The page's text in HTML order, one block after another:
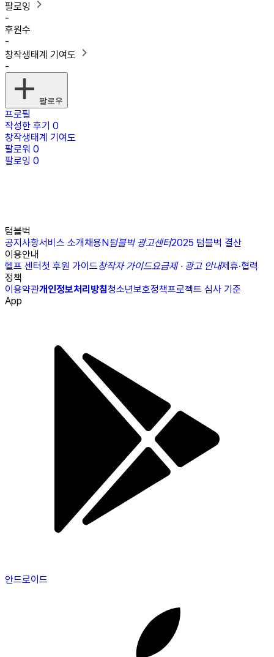
팔로잉
-
후원수
-
창작생태계 기여도
-
팔로우
프로필
작성한 후기 0
창작생태계 기여도
팔로워 0
팔로잉 0
텀블벅
공지사항서비스 소개채용N텀블벅 광고센터2025 텀블벅 결산
이용안내
헬프 센터첫 후원 가이드창작자 가이드요금제 · 광고 안내제휴·협력
정책
이용약관개인정보처리방침청소년보호정책프로젝트 심사 기준
App
안드로이드